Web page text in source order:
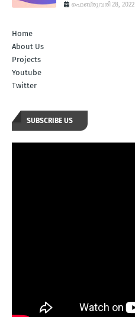
ഫെബ്രുവരി 28, 2022
Home
About Us
Projects
Youtube
Twitter
SUBSCRIBE US